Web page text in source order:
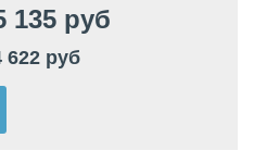
135 руб
622 руб